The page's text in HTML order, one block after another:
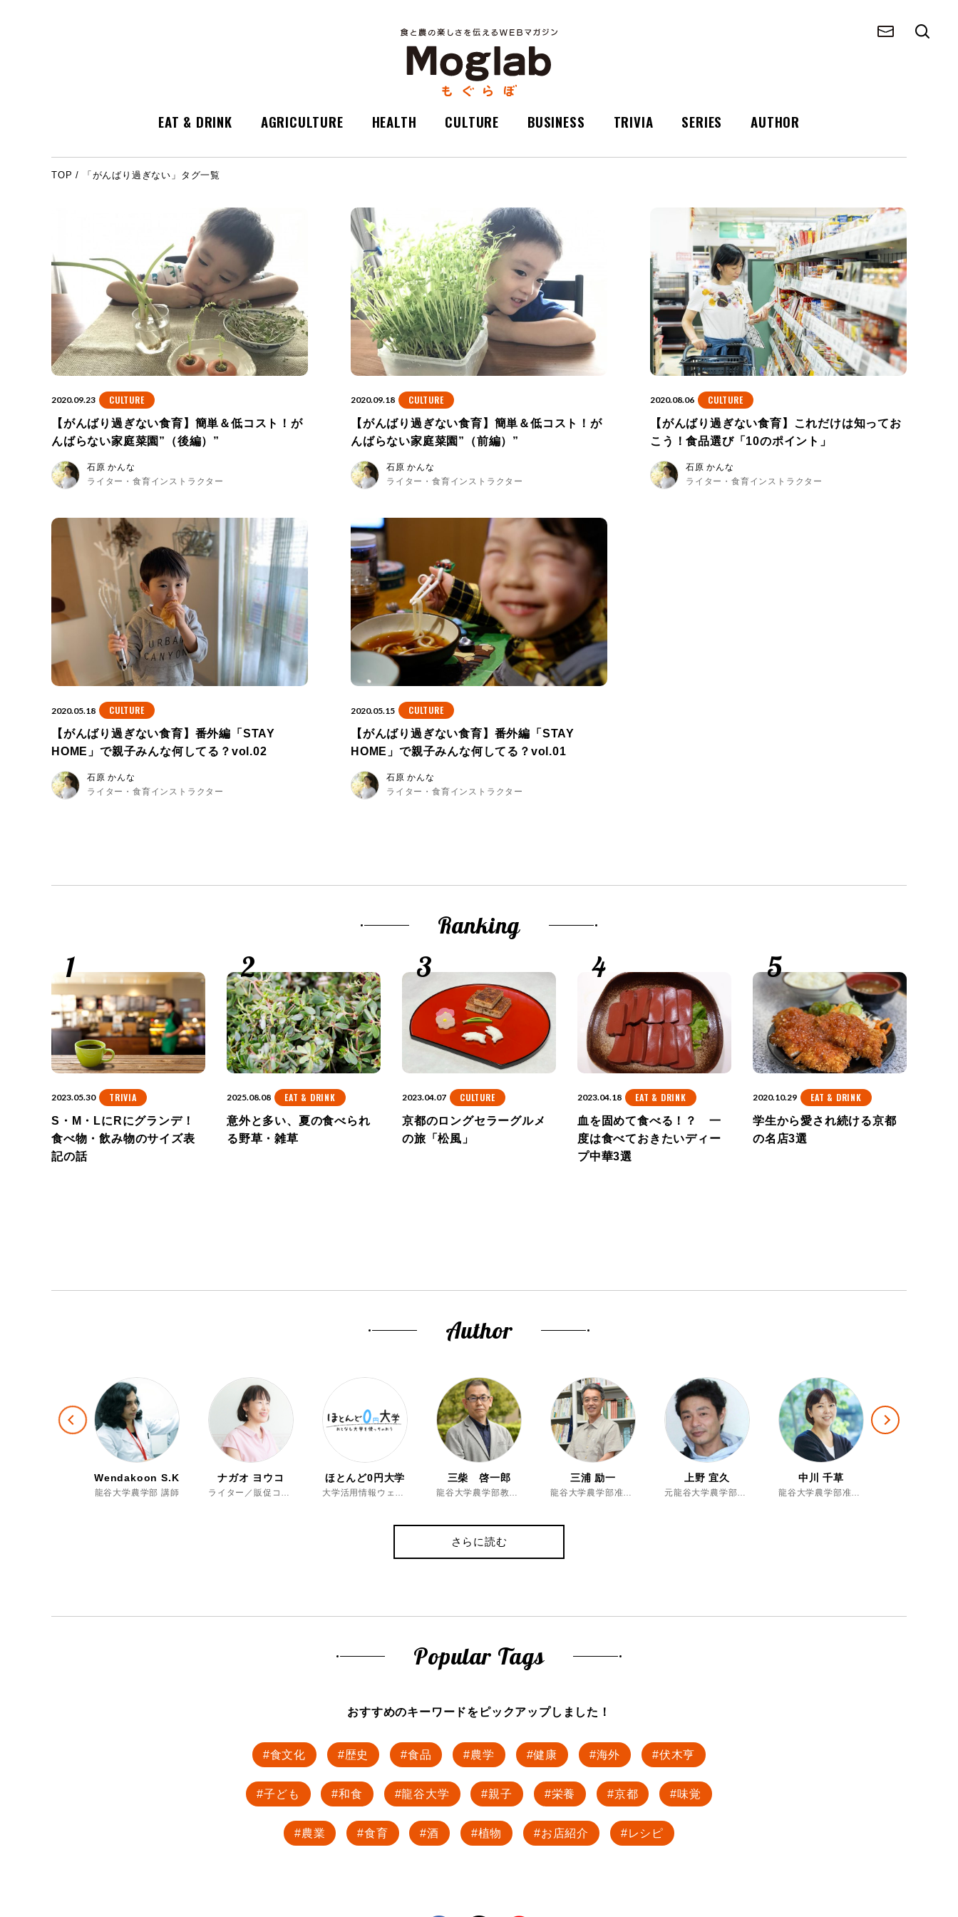
EAT & DRINK AGRICULTURE HEALTH CULTURE BUSINESS TRIVIA SERIES AUTHOR
TOP / 「がんばり過ぎない」タグ一覧
2020.09.23
CULTURE
【がんばり過ぎない食育】簡単＆低コスト！が
んばらない家庭菜園”（後編）”
石原 かんな
ライター・食育インストラクター
2020.09.18
CULTURE
【がんばり過ぎない食育】簡単＆低コスト！が
んばらない家庭菜園”（前編）”
石原 かんな
ライター・食育インストラクター
2020.08.06
CULTURE
【がんばり過ぎない食育】これだけは知ってお
こう！食品選び「10のポイント」
石原 かんな
ライター・食育インストラクター
2020.05.18
CULTURE
【がんばり過ぎない食育】番外編「STAY
HOME」で親子みんな何してる？vol.02
石原 かんな
ライター・食育インストラクター
2020.05.15
CULTURE
【がんばり過ぎない食育】番外編「STAY
HOME」で親子みんな何してる？vol.01
石原 かんな
ライター・食育インストラクター
Ranking
2023.05.30
TRIVIA
S・M・LにRにグランデ！
食べ物・飲み物のサイズ表
記の話
2025.08.08
EAT & DRINK
意外と多い、夏の食べられ
る野草・雑草
2023.04.07
CULTURE
京都のロングセラーグルメ
の旅「松風」
2023.04.18
EAT & DRINK
血を固めて食べる！？ 一
度は食べておきたいディー
プ中華3選
2020.10.29
EAT & DRINK
学生から愛され続ける京都
の名店3選
Author
Previous
Wendakoon S.K.
龍谷大学農学部 講師
ナガオ ヨウコ
ライター／販促コンサルタント
ほとんど0円大学
大学活用情報ウェブマガジン
三柴 啓一郎
龍谷大学農学部教授、博士（農学）
三浦 励一
龍谷大学農学部准教授、博士（農学）
上野 宜久
元龍谷大学農学部実験実習助手Ⅰ、博士（農学）
中川 千草
龍谷大学農学部准教授
Next
さらに読む
Popular Tags
おすすめのキーワードを ピックアップしました！
食文化 歴史 食品 農学 健康 海外 伏木亨
子ども 和食 龍谷大学 親子 栄養 京都 味覚
農業 食育 酒 植物 お店紹介 レシピ